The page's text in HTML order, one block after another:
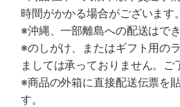
時間がかかる場合がございます。
※沖縄、一部離島への配送はでき
※のしがけ、またはギフト用の
ましては承っておりません。ご
※商品の外箱に直接配送伝票を
す。